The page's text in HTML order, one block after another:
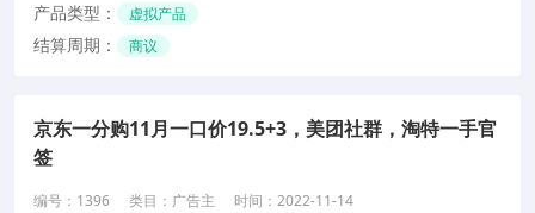
产品类型： 虚拟产品
结算周期： 商议
京东一分购11月一口价19.5+3，美团社群，淘特一手官
签
编号： 1396 类目： 广告主 时间： 2022-11-14